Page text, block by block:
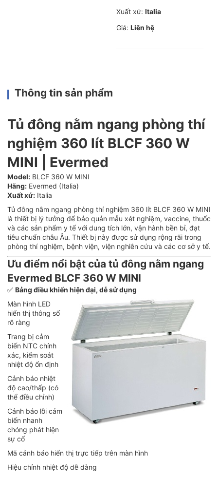
Xuất xứ: Italia
Giá: Liên hệ
Thông tin sản phẩm
Tủ đông nằm ngang phòng thí
nghiệm 360 lít BLCF 360 W
MINI | Evermed
Model: BLCF 360 W MINI
Hãng: Evermed (Italia)
Xuất xứ: Italia
Tủ đông nằm ngang phòng thí nghiệm 360 lít BLCF 360 W MINI
là thiết bị lý tưởng để bảo quản mẫu xét nghiệm, vaccine, thuốc
và các sản phẩm y tế với dung tích lớn, vận hành bền bỉ, đạt
tiêu chuẩn châu Âu. Thiết bị này được sử dụng rộng rãi trong
phòng thí nghiệm, bệnh viện, viện nghiên cứu và các cơ sở y tế.
Ưu điểm nổi bật của tủ đông nằm ngang
Evermed BLCF 360 W MINI
✅ Bảng điều khiển hiện đại, dễ sử dụng
Màn hình LED
hiển thị thông số
rõ ràng
Trang bị cảm
biến NTC chính
xác, kiểm soát
nhiệt độ ổn định
Cảnh báo nhiệt
độ cao/thấp (có
thể điều chỉnh)
Cảnh báo lỗi cảm
biến nhanh
chóng phát hiện
sự cố
Mã cảnh báo hiển thị trực tiếp trên màn hình
Hiệu chỉnh nhiệt độ dễ dàng